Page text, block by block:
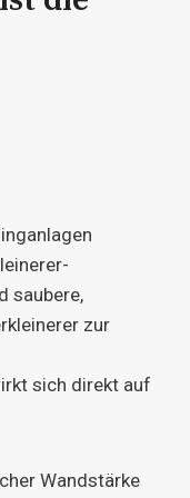
saubere,
zur
sich direkt auf
Wandstärke